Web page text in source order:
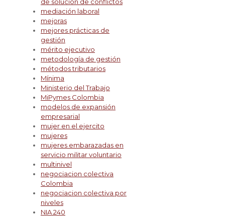
mediación laboral
mejoras
mejores prácticas de
gestión
mérito ejecutivo
metodología de gestión
métodos tributarios
Mínima
Ministerio del Trabajo
MiPymes Colombia
modelos de expansión
empresarial
mujer en el ejercito
mujeres
mujeres embarazadas en
servicio militar voluntario
multinivel
negociacion colectiva
Colombia
negociacion colectiva por
niveles
NIA 240